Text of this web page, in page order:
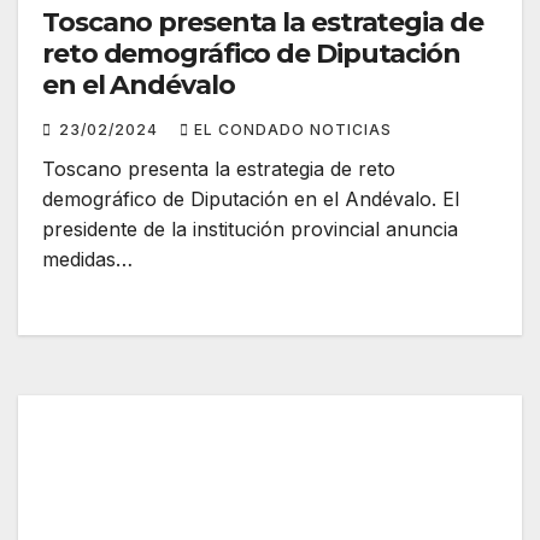
Toscano presenta la estrategia de
reto demográfico de Diputación
en el Andévalo
23/02/2024 EL CONDADO NOTICIAS
Toscano presenta la estrategia de reto
demográfico de Diputación en el Andévalo. El
presidente de la institución provincial anuncia
medidas…